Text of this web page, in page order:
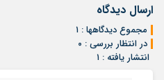
ارسال دیدگاه
مجموع دیدگاهها : ۱
در انتظار بررسی : ۰
انتشار یافته : ۱